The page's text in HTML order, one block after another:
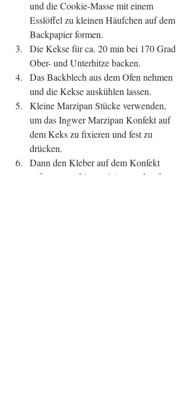
und die Cookie-Masse mit einem
Esslöffel zu kleinen Häufchen auf dem
Backpapier formen.
Die Kekse für ca. 20 min bei 170 Grad
Ober- und Unterhitze backen.
Das Backblech aus dem Ofen nehmen
und die Kekse auskühlen lassen.
Kleine Marzipan Stücke verwenden,
um das Ingwer Marzipan Konfekt auf
dem Keks zu fixieren und fest zu
drücken.
Dann den Kleber auf dem Konfekt
auftragen und je zwei Augen drauf